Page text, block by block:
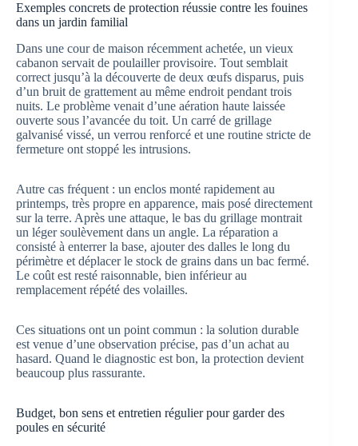
Exemples concrets de protection réussie contre les fouines
dans un jardin familial
Dans une cour de maison récemment achetée, un vieux
cabanon servait de poulailler provisoire. Tout semblait
correct jusqu’à la découverte de deux œufs disparus, puis
d’un bruit de grattement au même endroit pendant trois
nuits. Le problème venait d’une aération haute laissée
ouverte sous l’avancée du toit. Un carré de grillage
galvanisé vissé, un verrou renforcé et une routine stricte de
fermeture ont stoppé les intrusions.
Autre cas fréquent : un enclos monté rapidement au
printemps, très propre en apparence, mais posé directement
sur la terre. Après une attaque, le bas du grillage montrait
un léger soulèvement dans un angle. La réparation a
consisté à enterrer la base, ajouter des dalles le long du
périmètre et déplacer le stock de grains dans un bac fermé.
Le coût est resté raisonnable, bien inférieur au
remplacement répété des volailles.
Ces situations ont un point commun : la solution durable
est venue d’une observation précise, pas d’un achat au
hasard. Quand le diagnostic est bon, la protection devient
beaucoup plus rassurante.
Budget, bon sens et entretien régulier pour garder des
poules en sécurité